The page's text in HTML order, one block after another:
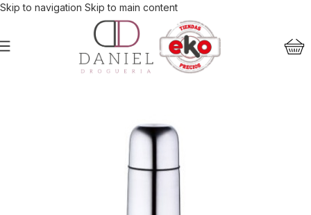
Skip to navigation Skip to main content